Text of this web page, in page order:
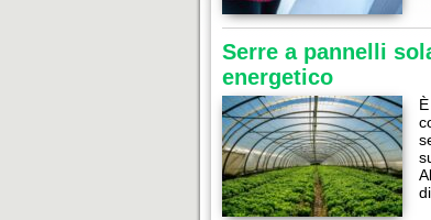
Serre a pannelli
energetico